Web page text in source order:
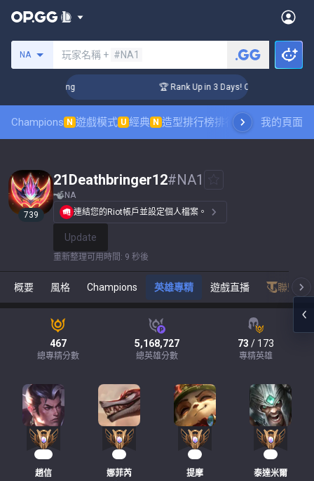
NA 玩家名稱 + #NA1
Coaching 🏆 Rank Up in 3 Days! Challenger
Champions N 遊戲模式 U 經典 N 造型排行榜排行榜 職業對戰觀賽
我的頁面
739
21Deathbringer12#NA1
NA
連結您的Riot帳戶並設定個人檔案。
Update
重新整理可用時間 : 9 秒後
概要 風格 Champions 英雄專精 遊戲直播 聯盟戰
467
總專精分數
5,168,727
總英雄分數
73 / 173
專精英雄
趙信 娜菲芮 提摩 泰達米爾